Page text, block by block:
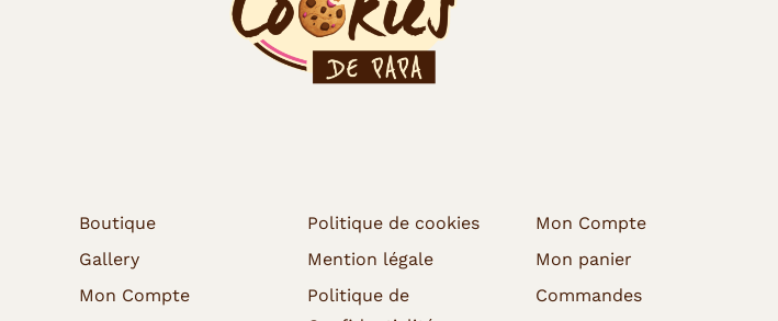
Boutique
Gallery
Mon Compte
Politique de cookies
Mention légale
Politique de
Mon Compte
Mon panier
Commandes